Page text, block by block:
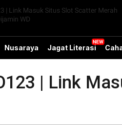
Nusaraya Jagat Literasi
| Link